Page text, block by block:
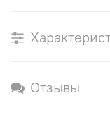
Отзывы